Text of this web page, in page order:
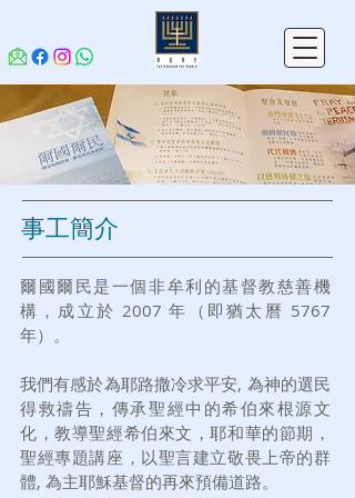
事工簡介
爾國爾民是一個非牟利的基督教慈善機
構，成立於 2007 年（即猶太曆 5767
年）。
我們有感於為耶路撒冷求平安, 為神的選民
得救禱告，傳承聖經中的希伯來根源文
化，教導聖經希伯來文，耶和華的節期，
聖經專題講座，以聖言建立敬畏上帝的群
體, 為主耶穌基督的再來預備道路。